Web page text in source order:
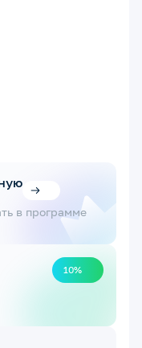
в программе
10%